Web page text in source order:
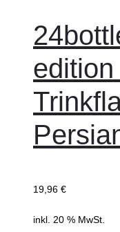
19,96 €
inkl. 20 % MwSt.